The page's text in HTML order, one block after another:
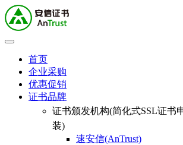
首页
企业采购
优惠促销
证书品牌
证书颁发机构(简化式SSL证书
装)
速安信(AnTrust)